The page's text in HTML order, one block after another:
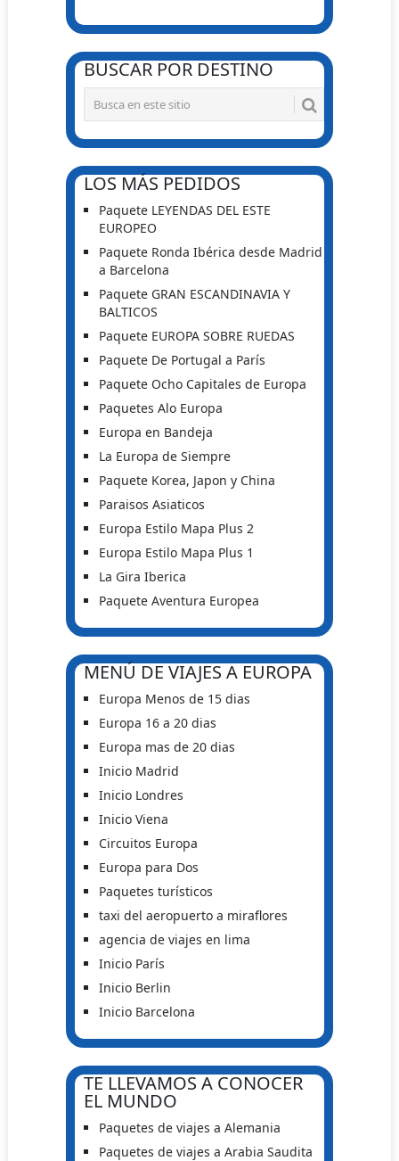
BUSCAR POR DESTINO
LOS MÁS PEDIDOS
Paquete LEYENDAS DEL ESTE
EUROPEO
Paquete Ronda Ibérica desde Madrid
a Barcelona
Paquete GRAN ESCANDINAVIA Y
BALTICOS
Paquete EUROPA SOBRE RUEDAS
Paquete De Portugal a París
Paquete Ocho Capitales de Europa
Paquetes Alo Europa
Europa en Bandeja
La Europa de Siempre
Paquete Korea, Japon y China
Paraisos Asiaticos
Europa Estilo Mapa Plus 2
Europa Estilo Mapa Plus 1
La Gira Iberica
Paquete Aventura Europea
MENÚ DE VIAJES A EUROPA
Europa Menos de 15 dias
Europa 16 a 20 dias
Europa mas de 20 dias
Inicio Madrid
Inicio Londres
Inicio Viena
Circuitos Europa
Europa para Dos
Paquetes turísticos
taxi del aeropuerto a miraflores
agencia de viajes en lima
Inicio París
Inicio Berlin
Inicio Barcelona
TE LLEVAMOS A CONOCER
EL MUNDO
Paquetes de viajes a Alemania
Paquetes de viajes a Arabia Saudita